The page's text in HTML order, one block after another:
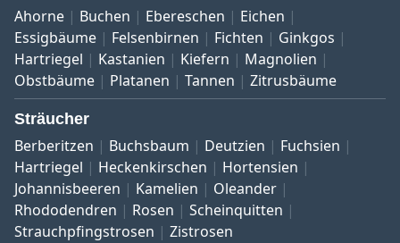
Ahorne Buchen Ebereschen
Eichen
Essigbäume
Felsenbirnen Fichten
Ginkgos
Hartriegel
Kastanien Kiefern
Magnolien
Obstbäume
Platanen Tannen Zitrusbäume
Sträucher
Berberitzen Buchsbaum Deutzien
Fuchsien
Hartriegel
Heckenkirschen
Hortensien
Johannisbeeren
Kamelien
Oleander
Rhododendren
Rosen
Scheinquitten
Strauchpfingstrosen
Zistrosen